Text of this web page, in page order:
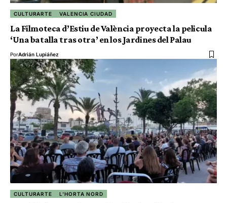
CULTURARTE VALENCIA CIUDAD
La Filmoteca d’Estiu de València proyecta la pelicula
‘Una batalla tras otra’ en los Jardines del Palau
PorAdrián Lupiáñez
CULTURARTE L'HORTA NORD